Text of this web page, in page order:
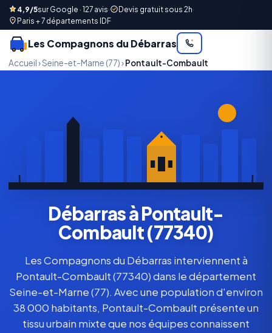
4,9/5sur Google · 127 avis· Devis gratuit sous 2h·
Paris + 7 départements IDF
Les Compagnons du Débarras
Accueil›Seine-et-Marne (77)› Pontault-Combault
Débarras à Pontault-
Combault (77340)
Les Compagnons du Débarras interviennent à
Pontault-Combault (77340) dans le département
Seine-et-Marne (77). Avec une population d'environ
38 000 habitants, Pontault-Combault présente un
tissu urbain mixte que nos équipes connaissent